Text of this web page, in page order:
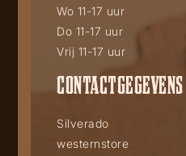
Wo 11-17 uur
Do 11-17 uur
Vrij 11-17 uur
CONTACTGEGEVENS
Silverado
westernstore